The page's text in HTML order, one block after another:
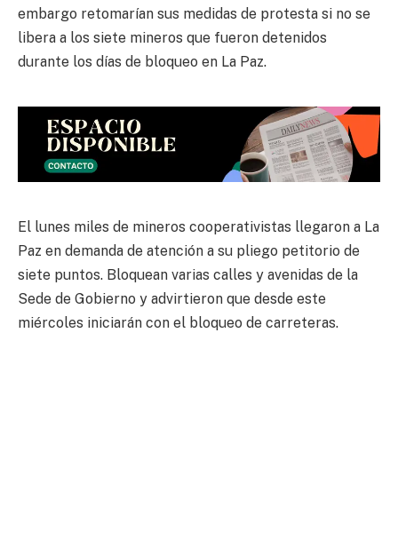
embargo retomarían sus medidas de protesta si no se
libera a los siete mineros que fueron detenidos
durante los días de bloqueo en La Paz.
El lunes miles de mineros cooperativistas llegaron a La
Paz en demanda de atención a su pliego petitorio de
siete puntos. Bloquean varias calles y avenidas de la
Sede de Gobierno y advirtieron que desde este
miércoles iniciarán con el bloqueo de carreteras.